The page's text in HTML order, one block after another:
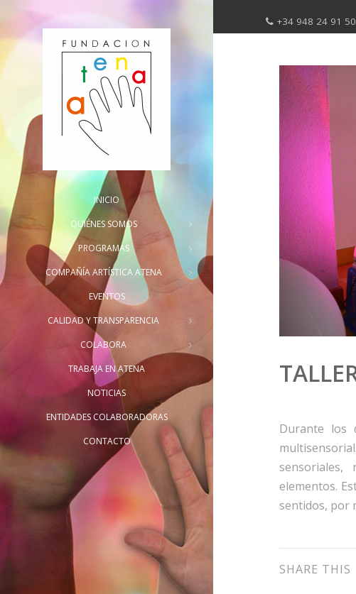
+34 948 24 91 50
INICIO
QUIÉNES SOMOS
PROGRAMAS
COMPAÑÍA ARTÍSTICA ATENA
EVENTOS
CALIDAD Y TRANSPARENCIA
COLABORA
TRABAJA EN ATENA
NOTICIAS
ENTIDADES COLABORADORAS
CONTACTO
Durante los
elementos.
sentidos, por
SHARE THIS